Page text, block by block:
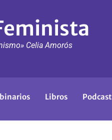
Celia Amorós
Libros
Podcast